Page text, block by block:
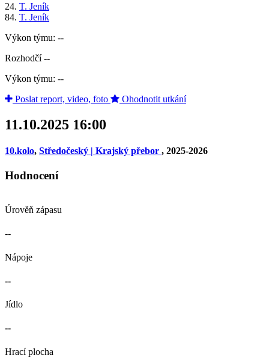
24. T. Jeník
84. T. Jeník
Výkon týmu: --
Rozhodčí --
Výkon týmu: --
Poslat report, video, foto
Ohodnotit utkání
11.10.2025 16:00
10.kolo, Středočeský | Krajský přebor , 2025-2026
Hodnocení
Úrověň zápasu
--
Nápoje
--
Jídlo
--
Hrací plocha